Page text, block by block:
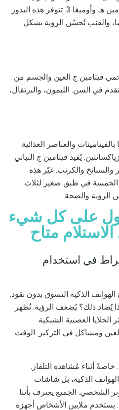
تضر بها. تستفيد البذور من فيتامين هـ وأوميغا 3. تتوفر هذه البذور
والقنب تُحسّن الرؤية بشكل
فيتامين ج العين والجسم من
في السن. الليمون، والبرتقال،
والعناصر الغذائية.
يُفيد فيتامين ج النباتي
والسبانخ والكرنب. غيّر هذه
الخمسة في طبق صغير لثلاث
الرؤية والصحة.
على كل شيء
متاح
في استخدام
الذكية التسوق بدون نقود.
يُضاد ذلك؟ يُضعف الرؤية. تُظهر
العصبية الشبكية
ومشاكل في التركيز. الوقت
أثناء مُشاهدة التلفاز.
الذكية، بل شاشات
الشخصي. الجميع يعترف بأننا
ملايين الأشخاص أجهزة